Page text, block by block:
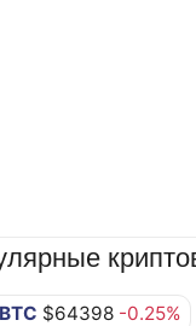
BTC $64398 -0.25%